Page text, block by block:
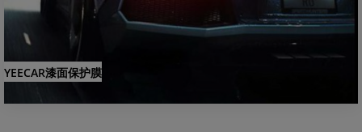
YEECAR漆面保护膜